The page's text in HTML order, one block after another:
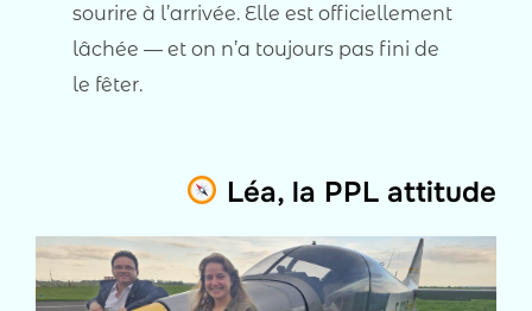
sourire à l’arrivée. Elle est officiellement
lâchée — et on n’a toujours pas fini de
le fêter.
Léa, la PPL attitude